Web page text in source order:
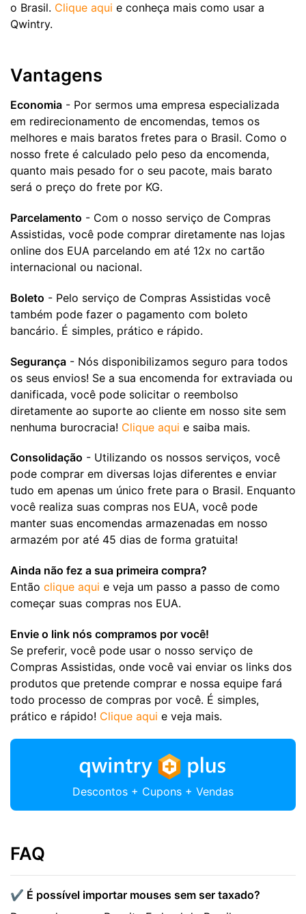
o Brasil. Clique aqui e conheça mais como usar a
Qwintry.
Vantagens
Economia - Por sermos uma empresa especializada
em redirecionamento de encomendas, temos os
melhores e mais baratos fretes para o Brasil. Como o
nosso frete é calculado pelo peso da encomenda,
quanto mais pesado for o seu pacote, mais barato
será o preço do frete por KG.
Parcelamento - Com o nosso serviço de Compras
Assistidas, você pode comprar diretamente nas lojas
online dos EUA parcelando em até 12x no cartão
internacional ou nacional.
Boleto - Pelo serviço de Compras Assistidas você
também pode fazer o pagamento com boleto
bancário. É simples, prático e rápido.
Segurança - Nós disponibilizamos seguro para todos
os seus envios! Se a sua encomenda for extraviada ou
danificada, você pode solicitar o reembolso
diretamente ao suporte ao cliente em nosso site sem
nenhuma burocracia! Clique aqui e saiba mais.
Consolidação - Utilizando os nossos serviços, você
pode comprar em diversas lojas diferentes e enviar
tudo em apenas um único frete para o Brasil. Enquanto
você realiza suas compras nos EUA, você pode
manter suas encomendas armazenadas em nosso
armazém por até 45 dias de forma gratuita!
Ainda não fez a sua primeira compra?
Então clique aqui e veja um passo a passo de como
começar suas compras nos EUA.
Envie o link nós compramos por você!
Se preferir, você pode usar o nosso serviço de
Compras Assistidas, onde você vai enviar os links dos
produtos que pretende comprar e nossa equipe fará
todo processo de compras por você. É simples,
prático e rápido! Clique aqui e veja mais.
Descontos + Cupons + Vendas
FAQ
✔️ É possível importar mouses sem ser taxado?